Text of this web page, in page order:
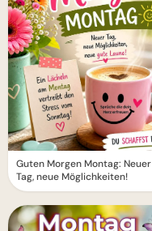
Guten Morgen Montag: Neuer
Tag, neue Möglichkeiten!